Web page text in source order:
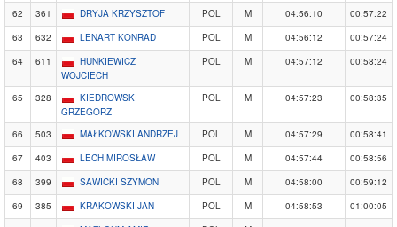
62
361 DRYJA KRZYSZTOF POL M 04:56:10
00:57:22
63
632 LENART KONRAD POL M 04:56:12
00:57:24
64
611
HUNKIEWICZ
WOJCIECH
POL M 04:57:12 00:58:24
65 328
KIEDROWSKI
GRZEGORZ
POL M 04:57:23 00:58:35
66 503 MAŁKOWSKI ANDRZEJ POL M 04:57:29
00:58:41
67
403 LECH MIROSŁAW POL M 04:57:44
00:58:56
68
399 SAWICKI SZYMON POL M 04:58:00
00:59:12
69
385 KRAKOWSKI JAN POL M 04:58:53
01:00:05